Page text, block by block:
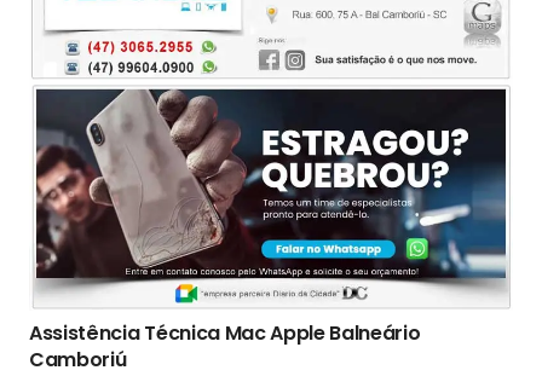
Assistência Técnica Mac Apple Balneário
Camboriú